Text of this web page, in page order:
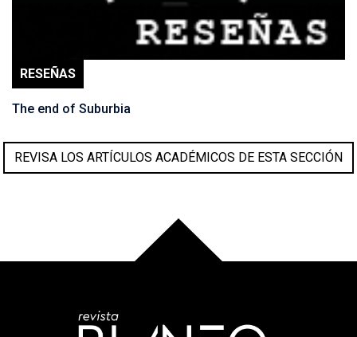
RESEÑAS
The end of Suburbia
REVISA LOS ARTÍCULOS ACADÉMICOS DE ESTA SECCIÓN